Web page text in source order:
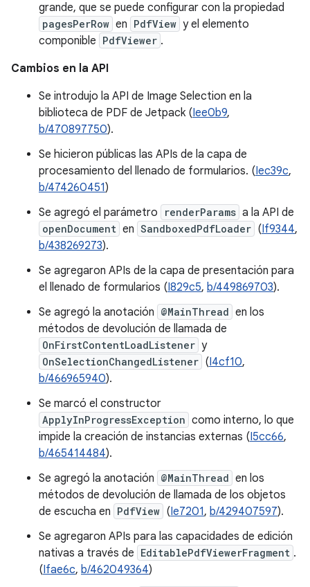
grande, que se puede configurar con la propiedad
pagesPerRow en PdfView y el elemento
componible PdfViewer .
Cambios en la API
Se introdujo la API de Image Selection en la
biblioteca de PDF de Jetpack (Iee0b9,
b/470897750).
Se hicieron públicas las APIs de la capa de
procesamiento del llenado de formularios. (Iec39c,
b/474260451)
Se agregó el parámetro
renderParams a la API de
openDocument en SandboxedPdfLoader (If9344,
b/438269273).
Se agregaron APIs de la capa de presentación para
el llenado de formularios (I829c5, b/449869703).
Se agregó la anotación @MainThread en los
métodos de devolución de llamada de
OnFirstContentLoadListener y
OnSelectionChangedListener (I4cf10,
b/466965940).
Se marcó el constructor
ApplyInProgressException como interno, lo que
impide la creación de instancias externas (I5cc66,
b/465414484).
Se agregó la anotación @MainThread en los
métodos de devolución de llamada de los objetos
de escucha en PdfView (Ie7201, b/429407597).
Se agregaron APIs para las capacidades de edición
nativas a través de EditablePdfViewerFragment .
(Ifae6c, b/462049364)